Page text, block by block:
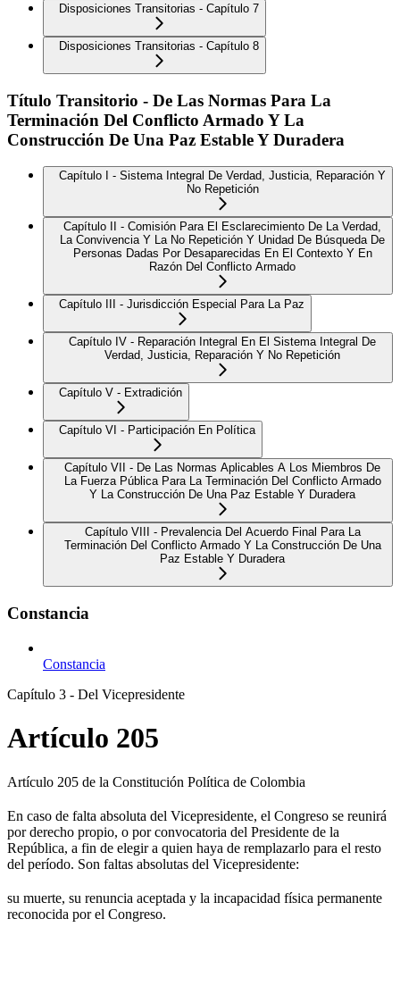
Disposiciones Transitorias - Capítulo 7
Disposiciones Transitorias - Capítulo 8
Título Transitorio - De Las Normas Para La
Terminación Del Conflicto Armado Y La
Construcción De Una Paz Estable Y Duradera
Capítulo I - Sistema Integral De Verdad, Justicia, Reparación Y
No Repetición
Capítulo II - Comisión Para El Esclarecimiento De La Verdad,
La Convivencia Y La No Repetición Y Unidad De Búsqueda De
Personas Dadas Por Desaparecidas En El Contexto Y En
Razón Del Conflicto Armado
Capítulo III - Jurisdicción Especial Para La Paz
Capítulo IV - Reparación Integral En El Sistema Integral De
Verdad, Justicia, Reparación Y No Repetición
Capítulo V - Extradición
Capítulo VI - Participación En Política
Capítulo VII - De Las Normas Aplicables A Los Miembros De
La Fuerza Pública Para La Terminación Del Conflicto Armado
Y La Construcción De Una Paz Estable Y Duradera
Capítulo VIII - Prevalencia Del Acuerdo Final Para La
Terminación Del Conflicto Armado Y La Construcción De Una
Paz Estable Y Duradera
Constancia
Constancia
Capítulo 3 - Del Vicepresidente
Artículo 205
Artículo 205 de la Constitución Política de Colombia
En caso de falta absoluta del Vicepresidente, el Congreso se reunirá
por derecho propio, o por convocatoria del Presidente de la
República, a fin de elegir a quien haya de remplazarlo para el resto
del período. Son faltas absolutas del Vicepresidente:
su muerte, su renuncia aceptada y la incapacidad física permanente
reconocida por el Congreso.